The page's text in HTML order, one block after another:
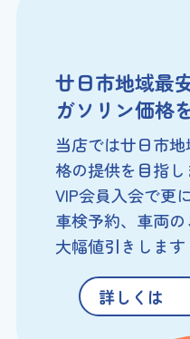
廿日市地域最
ガソリン価格
当店では廿日市
格の提供を目指し
VIP会員入会で更
車検予約、車両
大幅値引きします
詳しくは